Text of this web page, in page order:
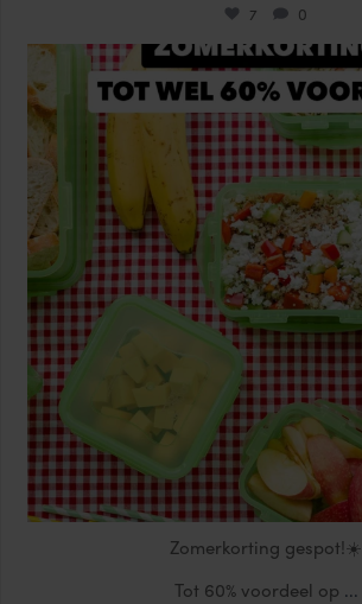
7 0
locklocknl
Jul 25
Zomerkorting gespot!☀️
Tot 60% voordeel op ...